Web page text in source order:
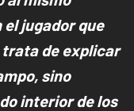
jugador que
trata de explicar
sino
interior de los